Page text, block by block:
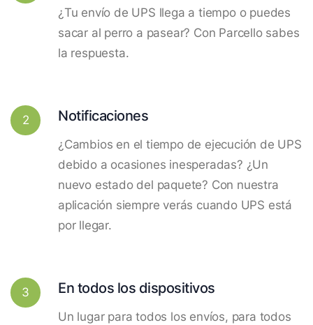
¿Tu envío de UPS llega a tiempo o puedes
sacar al perro a pasear? Con Parcello sabes
la respuesta.
2 Notificaciones
¿Cambios en el tiempo de ejecución de UPS
debido a ocasiones inesperadas? ¿Un
nuevo estado del paquete? Con nuestra
aplicación siempre verás cuando UPS está
por llegar.
3 En todos los dispositivos
Un lugar para todos los envíos, para todos